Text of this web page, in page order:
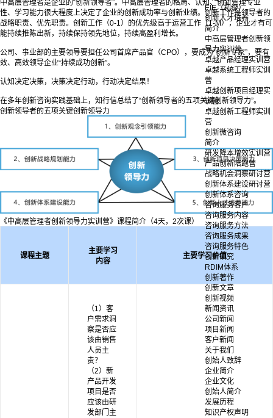
EIE（初级）
创新人才培养
简介
中高层管理者创新领
导力实训营
卓越产品经理实训营
卓越系统工程师实训
营
卓越创新项目经理实
训营
卓越创新工程师实训
营
创新微咨询
简介
研发降本增效实训营
产品创新陪跑营
战略机会洞察研讨营
创新体系建设研讨营
创新体系咨询
咨询服务客户
咨询服务内容
咨询服务方法
咨询服务成果
咨询服务特色
创新研究
RDIM体系
创新著作
创新文章
创新视频
新闻资讯
公司新闻
项目新闻
客户新闻
关于我们
创始人致辞
企业简介
企业文化
创始人简介
发展历程
知识产权声明
中高层管理者是企业的“创新领导者”。中高层管理者的格局、认知、创新管理专业
性、学习能力很大程度上决定了企业的创新成功率与创新业绩。创新工作是领导者的
战略职责、优先职责。创新工作（0-1）的优先级高于运营工作（1-M），企业才有可
能持续推陈出新，持续保持领先地位，持续高盈利增长。
公司、事业部的主要领导要担任公司首席产品官（CPO），要成为“创新专家”，要有
效、高效领导企业“持续成功创新”。
认知决定决策，决策决定行动，行动决定结果！
在多年创新咨询实践基础上，知行信总结了“创新领导者的五项关键创新领导力”。
创新领导者的五项关键创新领导力
《中高层管理者创新领导力实训营》课程简介（4天，2次课）
课程主题
主要学习
内容
主要学习价值
（1）客
户需求洞
察是否应
该由销售
人员主
责？
（2）新
产品开发
项目是否
应该由研
发部门主